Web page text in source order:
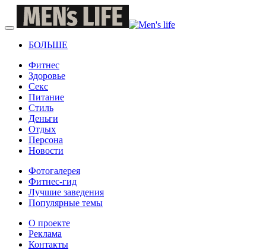
БОЛЬШЕ
Фитнес
Здоровье
Секс
Питание
Стиль
Деньги
Отдых
Персона
Новости
Фотогалерея
Фитнес-гид
Лучшие заведения
Популярные темы
О проекте
Реклама
Контакты